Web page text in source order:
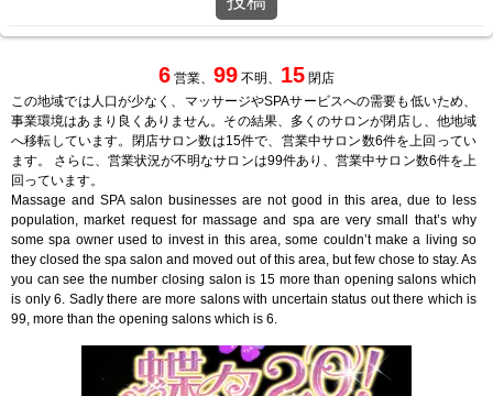
6 営業、 99 不明、 15 閉店
この地域では人口が少なく、マッサージやSPAサービスへの需要も低いため、
事業環境はあまり良くありません。その結果、多くのサロンが閉店し、他地域
へ移転しています。閉店サロン数は15件で、営業中サロン数6件を上回ってい
ます。 さらに、営業状況が不明なサロンは99件あり、営業中サロン数6件を上
回っています。
Massage and SPA salon businesses are not good in this area, due to less
population, market request for massage and spa are very small that’s why
some spa owner used to invest in this area, some couldn’t make a living so
they closed the spa salon and moved out of this area, but few chose to stay. As
you can see the number closing salon is 15 more than opening salons which
is only 6. Sadly there are more salons with uncertain status out there which is
99, more than the opening salons which is 6.